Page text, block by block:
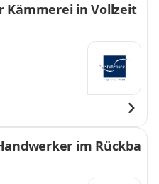
Kämmerei in Vollzeit
im Rückba